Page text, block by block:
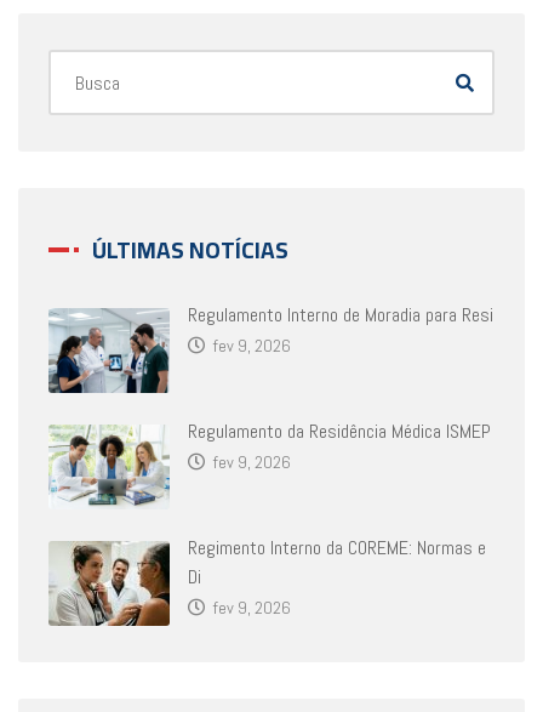
ÚLTIMAS NOTÍCIAS
Regulamento Interno de Moradia para Resi
fev 9, 2026
Regulamento da Residência Médica ISMEP
fev 9, 2026
Regimento Interno da COREME: Normas e
Di
fev 9, 2026